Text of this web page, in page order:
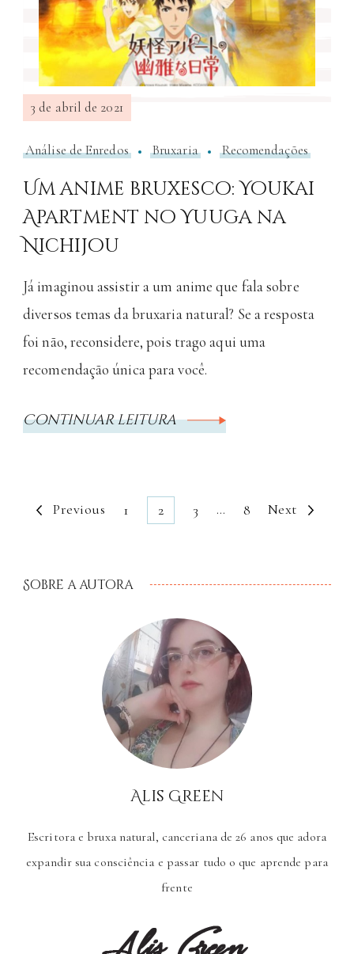
3 de abril de 2021
Análise de Enredos Bruxaria Recomendações
Um anime bruxesco: Youkai
Apartment no Yuuga na
Nichijou
Já imaginou assistir a um anime que fala sobre
diversos temas da bruxaria natural? Se a resposta
foi não, reconsidere, pois trago aqui uma
recomendação única para você.
Continuar leitura
Previous 1 2 3 … 8 Next
Sobre a autora
Alis Green
Escritora e bruxa natural, canceriana de 26 anos que adora
expandir sua consciência e passar tudo o que aprende para
frente